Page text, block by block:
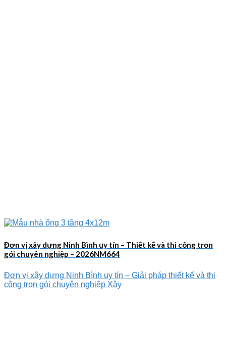
Đơn vị xây dựng Ninh Bình uy tín – Thiết kế và thi công trọn
gói chuyên nghiệp – 2026NM664
Đơn vị xây dựng Ninh Bình uy tín – Giải pháp thiết kế và thi
công trọn gói chuyên nghiệp Xây